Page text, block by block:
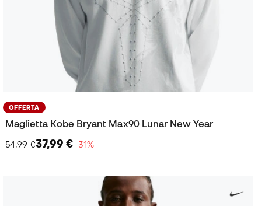
OFFERTA
Maglietta Kobe Bryant Max90 Lunar New Year
54,99 €37,99 €−31%